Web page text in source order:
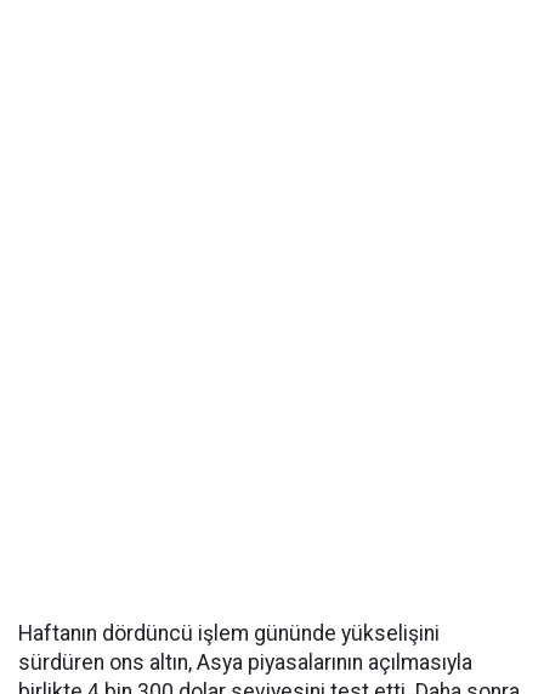
Haftanın dördüncü işlem gününde yükselişini
sürdüren ons altın, Asya piyasalarının açılmasıyla